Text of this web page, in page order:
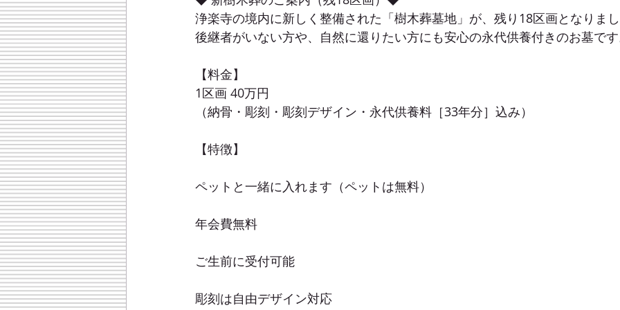
浄楽寺の境内に新しく整備された「樹木葬墓地」が、残り18区画となりまし
後継者がいない方や、自然に還りたい方にも安心の永代供養付きのお墓です
【料金】
1区画 40万円
（納骨・彫刻・彫刻デザイン・永代供養料［33年分］込み）
【特徴】
ペットと一緒に入れます（ペットは無料）
年会費無料
ご生前に受付可能
彫刻は自由デザイン対応